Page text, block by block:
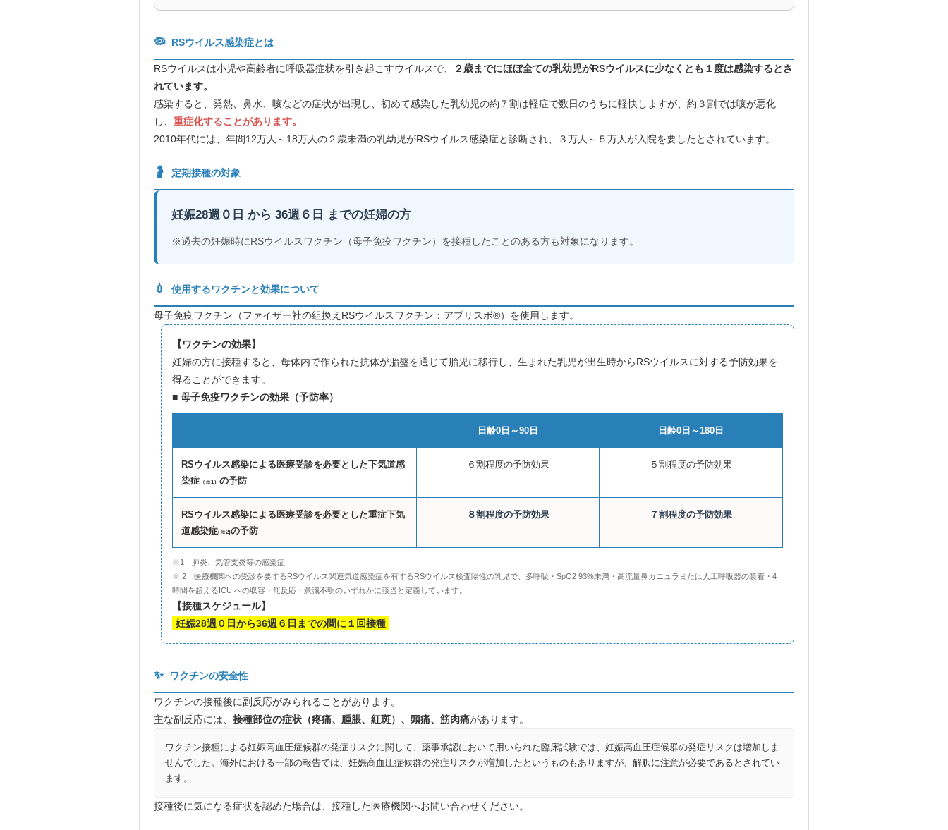
🦠 RSウイルス感染症とは
RSウイルスは小児や高齢者に呼吸器症状を引き起こすウイルスで、
２歳までにほぼ全ての乳幼児がRSウイルスに少なくとも１度は感染するとさ
れています。
感染すると、発熱、鼻水、咳などの症状が出現し、初めて感染した乳幼児の約７割は軽症で数日のうちに軽快しますが、約３割では咳が悪化
し、 重症化することがあります。
2010年代には、年間12万人～18万人の２歳未満の乳幼児がRSウイルス感染症と診断され、３万人～５万人が入院を要したとされています。
🤰 定期接種の対象
妊娠28週０日 から 36週６日 までの妊婦の方
※過去の妊娠時にRSウイルスワクチン（母子免疫ワクチン）を接種したことのある方も対象になります。
💉 使用するワクチンと効果について
母子免疫ワクチン（ファイザー社の組換えRSウイルスワクチン：アブリスボ®）を使用します。
【ワクチンの効果】
妊婦の方に接種すると、母体内で作られた抗体が胎盤を通じて胎児に移行し、生まれた乳児が出生時からRSウイルスに対する予防効果を
得ることができます。
■ 母子免疫ワクチンの効果（予防率）
日齢0日～90日 日齢0日～180日
RSウイルス感染による医療受診を必要とした下気道感
染症 （※1） の予防
６割程度の予防効果 ５割程度の予防効果
RSウイルス感染による医療受診を必要とした重症下気
道感染症(※2)の予防
８割程度の予防効果 ７割程度の予防効果
※1 肺炎、気管支炎等の感染症
※ 2 医療機関への受診を要するRSウイルス関連気道感染症を有するRSウイルス検査陽性の乳児で、多呼吸・SpO2 93%未満・高流量鼻カニュラまたは人工呼吸器の装着・4
時間を超えるICU への収容・無反応・意識不明のいずれかに該当と定義しています。
【接種スケジュール】
妊娠28週０日から36週６日までの間に１回接種
✨ ワクチンの安全性
ワクチンの接種後に副反応がみられることがあります。
主な副反応には、 接種部位の症状（疼痛、腫脹、紅斑）、頭痛、筋肉痛があります。
ワクチン接種による妊娠高血圧症候群の発症リスクに関して、薬事承認において用いられた臨床試験では、妊娠高血圧症候群の発症リスクは増加しま
せんでした。海外における一部の報告では、妊娠高血圧症候群の発症リスクが増加したというものもありますが、解釈に注意が必要であるとされてい
ます。
接種後に気になる症状を認めた場合は、接種した医療機関へお問い合わせください。